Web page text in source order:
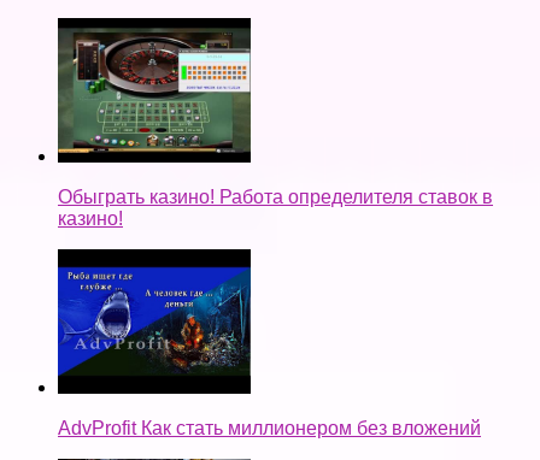
Обыграть казино! Работа определителя ставок в
казино!
AdvProfit Как стать миллионером без вложений